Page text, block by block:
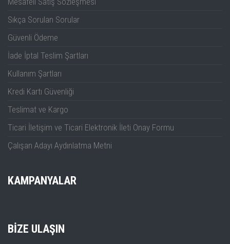
Sıkça Sorulan Sorular
Güvenli Ödeme
İade İptal Teslim Şartları
Kullanım Şartları
Kredi Kartı Güvenliği
Teslimat ve Kargo
Ticari İletişim ve Ticari Elektronik İleti Onay Formu
Çalışan Adayı Aydınlatma Metni
KAMPANYALAR
BIZE ULAŞIN